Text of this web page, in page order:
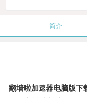
简介
翻墙啦加速器电脑版下